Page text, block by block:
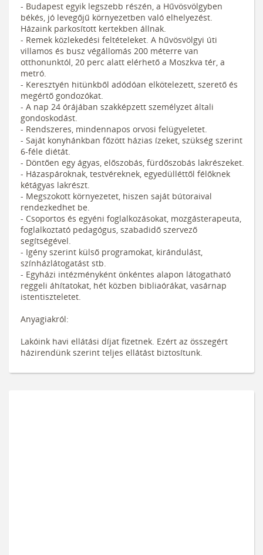
- Budapest egyik legszebb részén, a Hűvösvölgyben
békés, jó levegőjű környezetben való elhelyezést.
Házaink parkosított kertekben állnak.
- Remek közlekedési feltételeket. A hűvösvölgyi úti
villamos és busz végállomás 200 méterre van
otthonunktól, 20 perc alatt elérhető a Moszkva tér, a
metró.
- Keresztyén hitünkből adódóan elkötelezett, szerető és
megértő gondozókat.
- A nap 24 órájában szakképzett személyzet általi
gondoskodást.
- Rendszeres, mindennapos orvosi felügyeletet.
- Saját konyhánkban főzött házias ízeket, szükség szerint
6-féle diétát.
- Döntően egy ágyas, előszobás, fürdőszobás lakrészeket.
- Házaspároknak, testvéreknek, egyedülléttől félőknek
kétágyas lakrészt.
- Megszokott környezetet, hiszen saját bútoraival
rendezkedhet be.
- Csoportos és egyéni foglalkozásokat, mozgásterapeuta,
foglalkoztató pedagógus, szabadidő szervező
segítségével.
- Igény szerint külső programokat, kirándulást,
színházlátogatást stb.
- Egyházi intézményként önkéntes alapon látogatható
reggeli áhítatokat, hét közben bibliaórákat, vasárnap
istentiszteletet.
Anyagiakról:
Lakóink havi ellátási díjat fizetnek. Ezért az összegért
házirendünk szerint teljes ellátást biztosítunk.